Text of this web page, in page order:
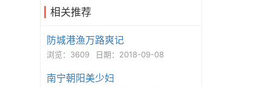
相关推荐
防城港渔万路爽记
浏览：3609 日期：2018-09-08
南宁朝阳美少妇